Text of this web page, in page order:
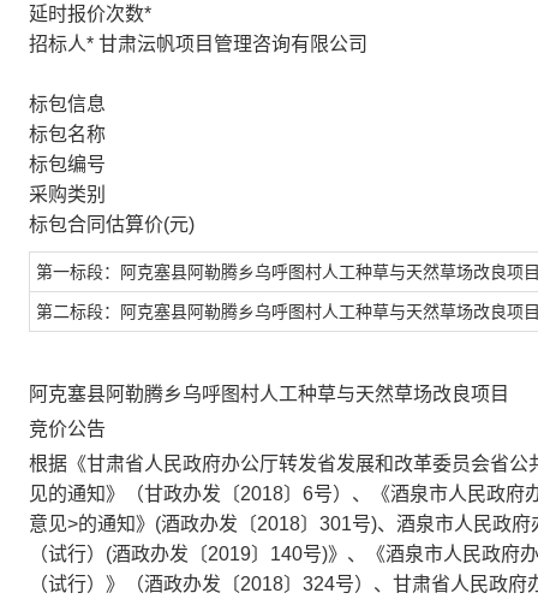
延时报价次数*
招标人* 甘肃沄帆项目管理咨询有限公司
标包信息
标包名称
标包编号
采购类别
标包合同估算价(元)
第一标段：阿克塞县阿勒腾乡乌呼图村人工种草与天然草场改良项
第二标段：阿克塞县阿勒腾乡乌呼图村人工种草与天然草场改良项
阿克塞县阿勒腾乡乌呼图村人工种草与天然草场改良项目
竞价公告
根据《甘肃省人民政府办公厅转发省发展和改革委员会省
见的通知》（甘政办发〔2018〕 6号）、《酒泉市人民政府
意见>的通知》 (酒政办发〔2018〕 301号)、酒泉市人民政
（试行） (酒政办发〔2019〕 140号)》、《酒泉市人民政府
（试行）》（酒政办发〔2018〕 324号）、甘肃省人民政府